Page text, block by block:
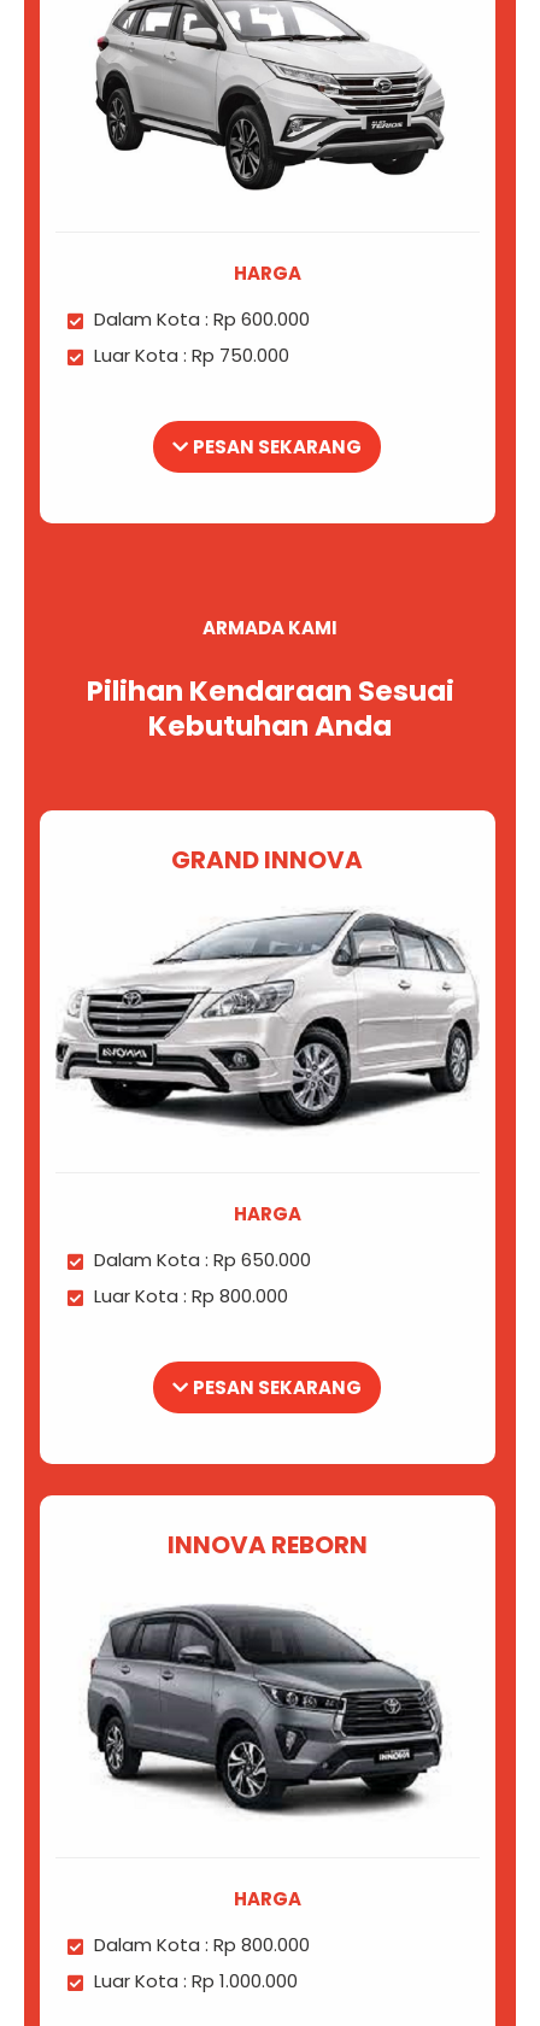
HARGA
Dalam Kota : Rp 600.000
Luar Kota : Rp 750.000
PESAN SEKARANG
ARMADA KAMI
Pilihan Kendaraan Sesuai
Kebutuhan Anda
GRAND INNOVA
HARGA
Dalam Kota : Rp 650.000
Luar Kota : Rp 800.000
PESAN SEKARANG
INNOVA REBORN
HARGA
Dalam Kota : Rp 800.000
Luar Kota : Rp 1.000.000